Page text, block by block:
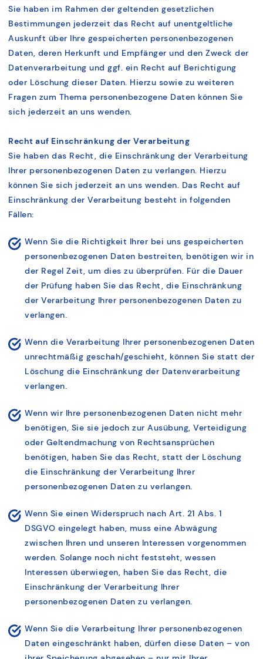
Sie haben im Rahmen der geltenden gesetzlichen
Bestimmungen jederzeit das Recht auf unentgeltliche
Auskunft über Ihre gespeicherten personenbezogenen
Daten, deren Herkunft und Empfänger und den Zweck der
Datenverarbeitung und ggf. ein Recht auf Berichtigung
oder Löschung dieser Daten. Hierzu sowie zu weiteren
Fragen zum Thema personenbezogene Daten können Sie
sich jederzeit an uns wenden.
Recht auf Einschränkung der Verarbeitung
Sie haben das Recht, die Einschränkung der Verarbeitung
Ihrer personenbezogenen Daten zu verlangen. Hierzu
können Sie sich jederzeit an uns wenden. Das Recht auf
Einschränkung der Verarbeitung besteht in folgenden
Fällen:
Wenn Sie die Richtigkeit Ihrer bei uns gespeicherten
personenbezogenen Daten bestreiten, benötigen wir in
der Regel Zeit, um dies zu überprüfen. Für die Dauer
der Prüfung haben Sie das Recht, die Einschränkung
der Verarbeitung Ihrer personenbezogenen Daten zu
verlangen.
Wenn die Verarbeitung Ihrer personenbezogenen Daten
unrechtmäßig geschah/geschieht, können Sie statt der
Löschung die Einschränkung der Datenverarbeitung
verlangen.
Wenn wir Ihre personenbezogenen Daten nicht mehr
benötigen, Sie sie jedoch zur Ausübung, Verteidigung
oder Geltendmachung von Rechtsansprüchen
benötigen, haben Sie das Recht, statt der Löschung
die Einschränkung der Verarbeitung Ihrer
personenbezogenen Daten zu verlangen.
Wenn Sie einen Widerspruch nach Art. 21 Abs. 1
DSGVO eingelegt haben, muss eine Abwägung
zwischen Ihren und unseren Interessen vorgenommen
werden. Solange noch nicht feststeht, wessen
Interessen überwiegen, haben Sie das Recht, die
Einschränkung der Verarbeitung Ihrer
personenbezogenen Daten zu verlangen.
Wenn Sie die Verarbeitung Ihrer personenbezogenen
Daten eingeschränkt haben, dürfen diese Daten – von